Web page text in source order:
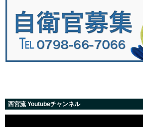
西宮流 Youtubeチャンネル